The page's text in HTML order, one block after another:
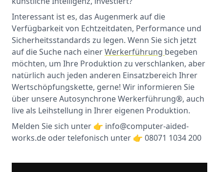
Interessant ist es, das Augenmerk auf die
Verfügbarkeit von Echtzeitdaten, Performance und
Sicherheitsstandards zu legen. Wenn Sie sich jetzt
auf die Suche nach einerWerkerführung begeben
möchten, um Ihre Produktion zu verschlanken, aber
natürlich auch jeden anderen Einsatzbereich Ihrer
Wertschöpfungskette, gerne! Wir informieren Sie
über unsere Autosynchrone Werkerführung®, auch
live als Leihstellung in Ihrer eigenen Produktion.
Melden Sie sich unter 👉 info@computer-aided-
works.de oder telefonisch unter 👉 08071 1034 200